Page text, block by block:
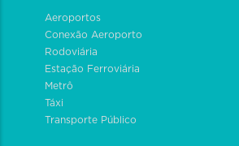
Aeroportos
Conexão Aeroporto
Rodoviária
Estação Ferroviária
Metrô
Táxi
Transporte Público